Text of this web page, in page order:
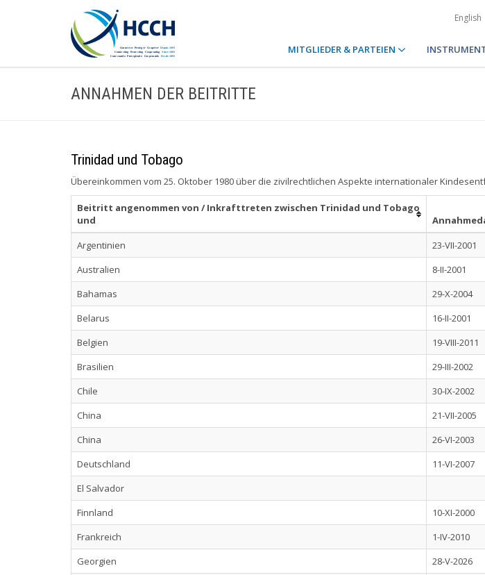
English
MITGLIEDER & PARTEIEN
ANNAHMEN DER BEITRITTE
Trinidad und Tobago
Übereinkommen vom 25. Oktober 1980 über die zivilrechtlichen Aspekte internationaler
Beitritt angenommen von / Inkrafttreten zwischen Trinidad und Tobago
und
Argentinien
23-VII-2001
Australien
8-II-2001
Bahamas
29-X-2004
Belarus
16-II-2001
Belgien
19-VIII-2011
Brasilien
29-III-2002
Chile
30-IX-2002
China
21-VII-2005
China
26-VI-2003
Deutschland
11-VI-2007
El Salvador
Finnland
10-XI-2000
Frankreich
1-IV-2010
Georgien
28-V-2026